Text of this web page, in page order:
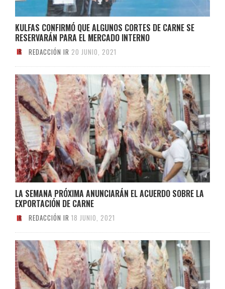
KULFAS CONFIRMÓ QUE ALGUNOS CORTES DE CARNE SE
RESERVARÁN PARA EL MERCADO INTERNO
REDACCIÓN IR 20 JUNIO, 2021
LA SEMANA PRÓXIMA ANUNCIARÁN EL ACUERDO SOBRE LA
EXPORTACIÓN DE CARNE
REDACCIÓN IR 18 JUNIO, 2021